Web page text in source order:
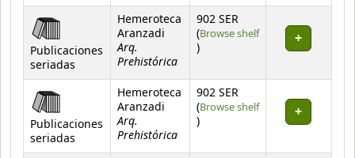
Publicaciones
seriadas
Hemeroteca
Aranzadi
Arq.
Prehistórica
902 SER
(Browse shelf
(Opens below)
)
Publicaciones
seriadas
Hemeroteca
Aranzadi
Arq.
Prehistórica
902 SER
(Browse shelf
(Opens below)
)